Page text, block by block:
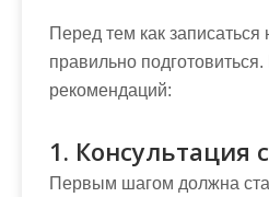
Перед тем как
правильно
рекомендаций:
1. Консультация
Первым шагом должна